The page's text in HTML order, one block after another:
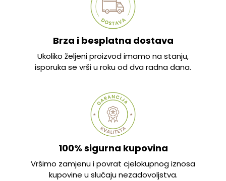
Brza i besplatna dostava
Ukoliko željeni proizvod imamo na stanju,
isporuka se vrši u roku od dva radna dana.
100% sigurna kupovina
Vršimo zamjenu i povrat cjelokupnog iznosa
kupovine u slučaju nezadovoljstva.